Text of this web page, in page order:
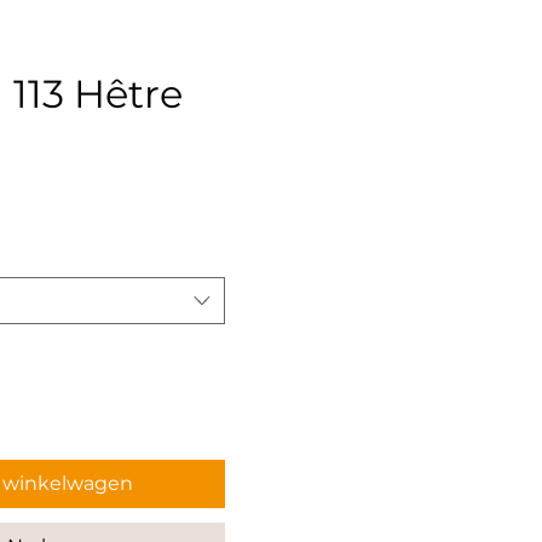
113 Hêtre
winkelwagen